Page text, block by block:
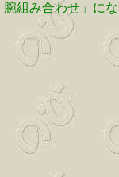
腕組み合わせ」に